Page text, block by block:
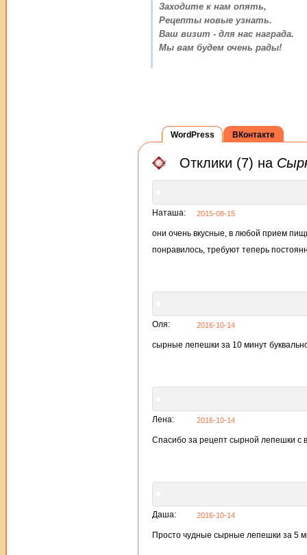
Заходите к нам опять,
Рецепты новые узнать.
Ваш визит - для нас награда.
Мы вам будем очень рады!
WordPress
Отклики (7) на
Наташа: 2015-08-15
они очень вкусные, в любой прием
понравилось, требуют теперь
Оля: 2016-10-14
сырные лепешки за 10 минут
Лена: 2016-10-14
Спасибо за рецепт сырной лепешки с
Даша: 2016-10-14
Просто чудные сырные лепешки за 5
ВКонтакте